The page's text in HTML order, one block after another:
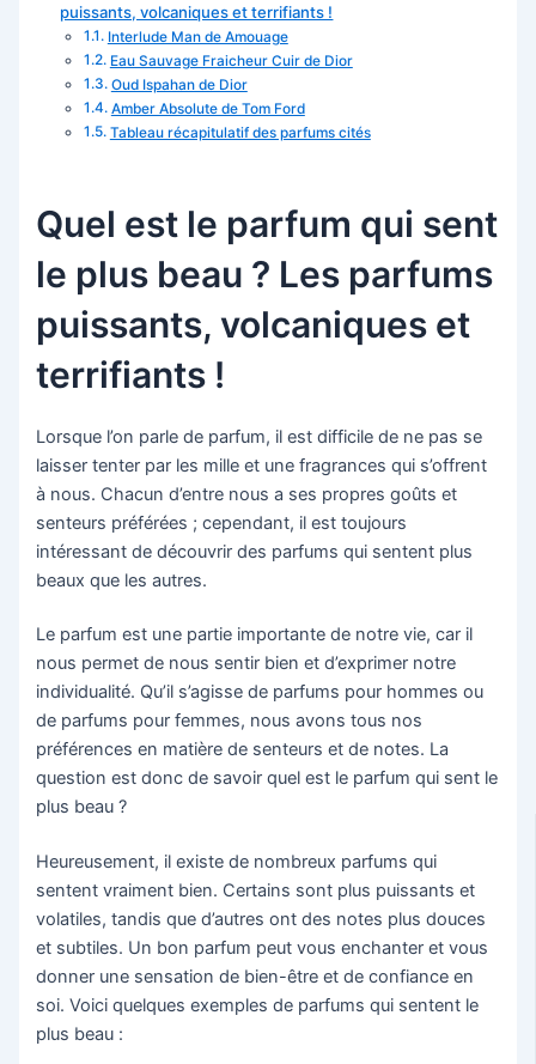
puissants, volcaniques et terrifiants !
Interlude Man de Amouage
Eau Sauvage Fraicheur Cuir de Dior
Oud Ispahan de Dior
Amber Absolute de Tom Ford
Tableau récapitulatif des parfums cités
Quel est le parfum qui sent
le plus beau ? Les parfums
puissants, volcaniques et
terrifiants !
Lorsque l’on parle de parfum, il est difficile de ne pas se
laisser tenter par les mille et une fragrances qui s’offrent
à nous. Chacun d’entre nous a ses propres goûts et
senteurs préférées ; cependant, il est toujours
intéressant de découvrir des parfums qui sentent plus
beaux que les autres.
Le parfum est une partie importante de notre vie, car il
nous permet de nous sentir bien et d’exprimer notre
individualité. Qu’il s’agisse de parfums pour hommes ou
de parfums pour femmes, nous avons tous nos
préférences en matière de senteurs et de notes. La
question est donc de savoir quel est le parfum qui sent le
plus beau ?
Heureusement, il existe de nombreux parfums qui
sentent vraiment bien. Certains sont plus puissants et
volatiles, tandis que d’autres ont des notes plus douces
et subtiles. Un bon parfum peut vous enchanter et vous
donner une sensation de bien-être et de confiance en
soi. Voici quelques exemples de parfums qui sentent le
plus beau :